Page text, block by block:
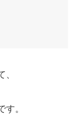
す。